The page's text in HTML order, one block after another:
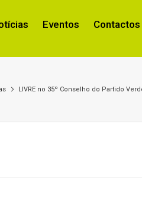
Eventos Contactos
LIVRE no 35º Conselho do Partido